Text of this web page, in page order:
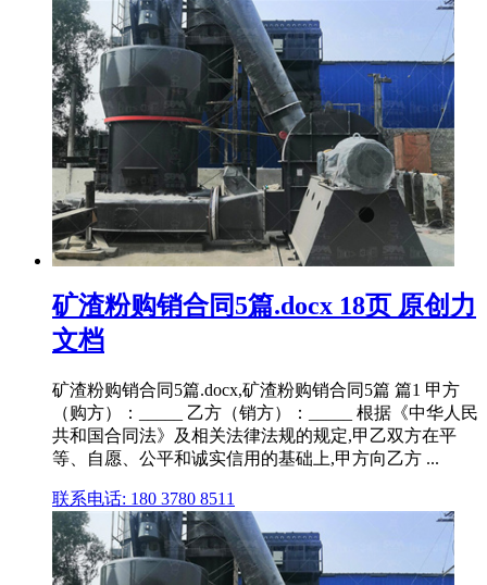
矿渣粉购销合同5篇.docx 18页 原创力
文档
矿渣粉购销合同5篇.docx,矿渣粉购销合同5篇 篇1 甲方
（购方）：_____ 乙方（销方）：_____ 根据《中华人民
共和国合同法》及相关法律法规的规定,甲乙双方在平
等、自愿、公平和诚实信用的基础上,甲方向乙方 ...
联系电话: 180 3780 8511